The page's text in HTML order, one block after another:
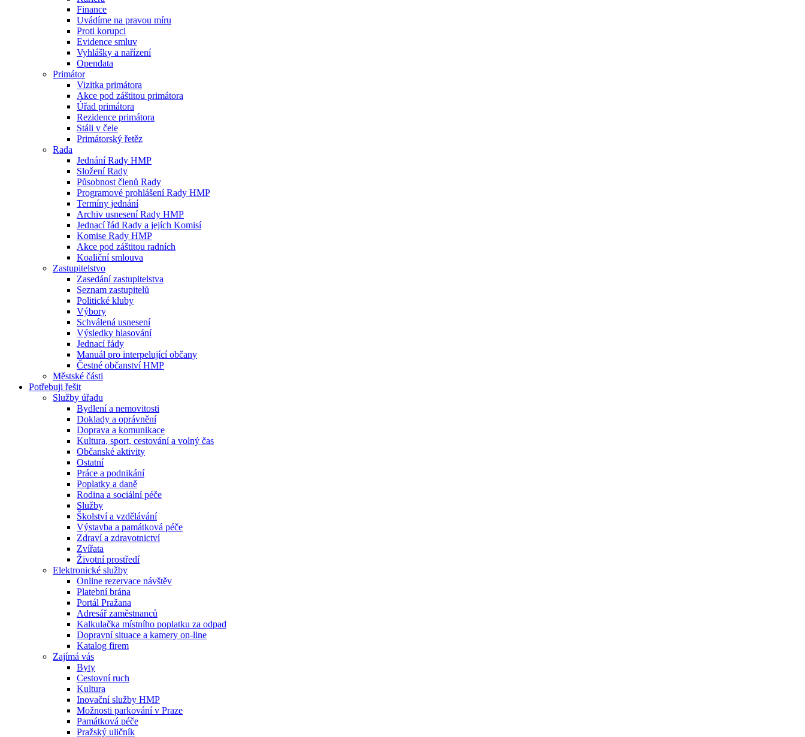
Finance
Uvádíme na pravou míru
Proti korupci
Evidence smluv
Vyhlášky a nařízení
Opendata
Primátor
Vizitka primátora
Akce pod záštitou primátora
Úřad primátora
Rezidence primátora
Stáli v čele
Primátorský řetěz
Rada
Jednání Rady HMP
Složení Rady
Působnost členů Rady
Programové prohlášení Rady HMP
Termíny jednání
Archiv usnesení Rady HMP
Jednací řád Rady a jejích Komisí
Komise Rady HMP
Akce pod záštitou radních
Koaliční smlouva
Zastupitelstvo
Zasedání zastupitelstva
Seznam zastupitelů
Politické kluby
Výbory
Schválená usnesení
Výsledky hlasování
Jednací řády
Manuál pro interpelující občany
Čestné občanství HMP
Městské části
Potřebuji řešit
Služby úřadu
Bydlení a nemovitosti
Doklady a oprávnění
Doprava a komunikace
Kultura, sport, cestování a volný čas
Občanské aktivity
Ostatní
Práce a podnikání
Poplatky a daně
Rodina a sociální péče
Služby
Školství a vzdělávání
Výstavba a památková péče
Zdraví a zdravotnictví
Zvířata
Životní prostředí
Elektronické služby
Online rezervace návštěv
Platební brána
Portál Pražana
Adresář zaměstnanců
Kalkulačka místního poplatku za odpad
Dopravní situace a kamery on-line
Katalog firem
Zajímá vás
Byty
Cestovní ruch
Kultura
Inovační služby HMP
Možnosti parkování v Praze
Památková péče
Pražský uličník